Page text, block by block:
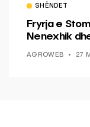
SHËNDET
Fryrja e
Nenexhik
AGROWEB 27